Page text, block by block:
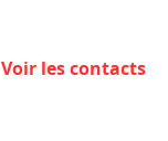
Voir les contacts